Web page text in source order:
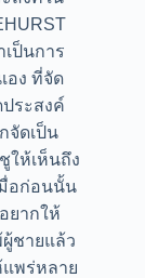
เป็นการ
อง ที่จัด
ระสงค์
จัดเป็น
ให้เห็นถึง
อก่อนนั้น
ยากให้
ชายแล้ว
แพร่หลาย